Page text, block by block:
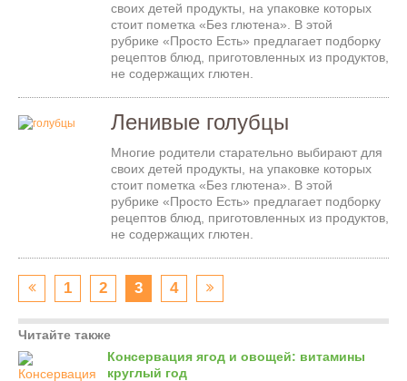
своих детей продукты, на упаковке которых
стоит пометка «Без глютена». В этой
рубрике «Просто Есть» предлагает подборку
рецептов блюд, приготовленных из продуктов,
не содержащих глютен.
Ленивые голубцы
Многие родители старательно выбирают для
своих детей продукты, на упаковке которых
стоит пометка «Без глютена». В этой
рубрике «Просто Есть» предлагает подборку
рецептов блюд, приготовленных из продуктов,
не содержащих глютен.
1 2 3 4
Читайте также
Консервация ягод и овощей: витамины
круглый год